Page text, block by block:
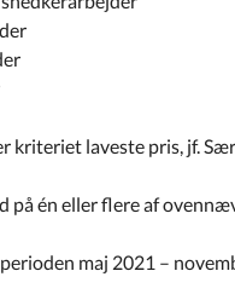
kriteriet laveste pris, jf.
på én eller flere af
maj 2021 –